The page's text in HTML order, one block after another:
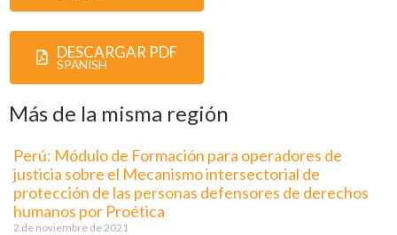
DESCARGAR PDF
SPANISH
Más de la misma región
Perú: Módulo de Formación para operadores de
justicia sobre el Mecanismo intersectorial de
protección de las personas defensores de derechos
humanos por Proética
2 de noviembre de 2021